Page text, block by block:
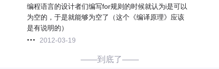
编程语言的设计者们编写for规则的时候就认为i是可以
为空的，于是就能够为空了（这个《编译原理》应该
是有说明的）
2012-03-19
——到底了——